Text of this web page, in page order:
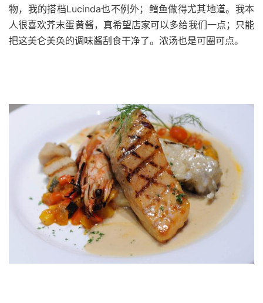
物，我的搭档Lucinda也不例外；鳕鱼做得尤其地道。我本
人很喜欢芥末蛋黄酱，真希望店家可以多给我们一点；只能
把这美仑美奂的调味酱刮食干净了。浓汤也是可圈可点。